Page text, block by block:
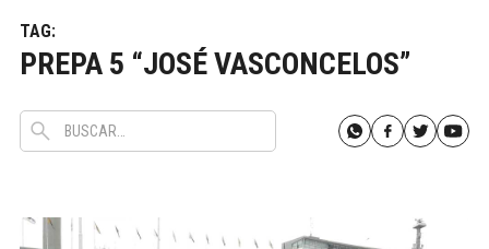
TAG:
PREPA 5 “JOSÉ VASCONCELOS”